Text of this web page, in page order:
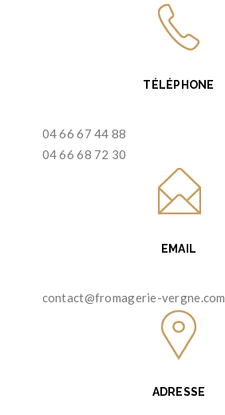
TÉLÉPHONE
04 66 67 44 88
04 66 68 72 30
EMAIL
contact@fromagerie-vergne.com
ADRESSE